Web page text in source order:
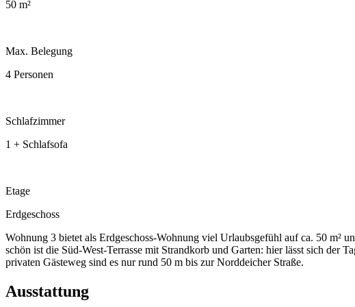
50 m²
Max. Belegung
4 Personen
Schlafzimmer
1 + Schlafsofa
Etage
Erdgeschoss
Wohnung 3 bietet als Erdgeschoss-Wohnung viel Urlaubsgefühl auf ca. 50 m²
schön ist die Süd-West-Terrasse mit Strandkorb und Garten: hier lässt sich der
privaten Gästeweg sind es nur rund 50 m bis zur Norddeicher Straße.
Ausstattung